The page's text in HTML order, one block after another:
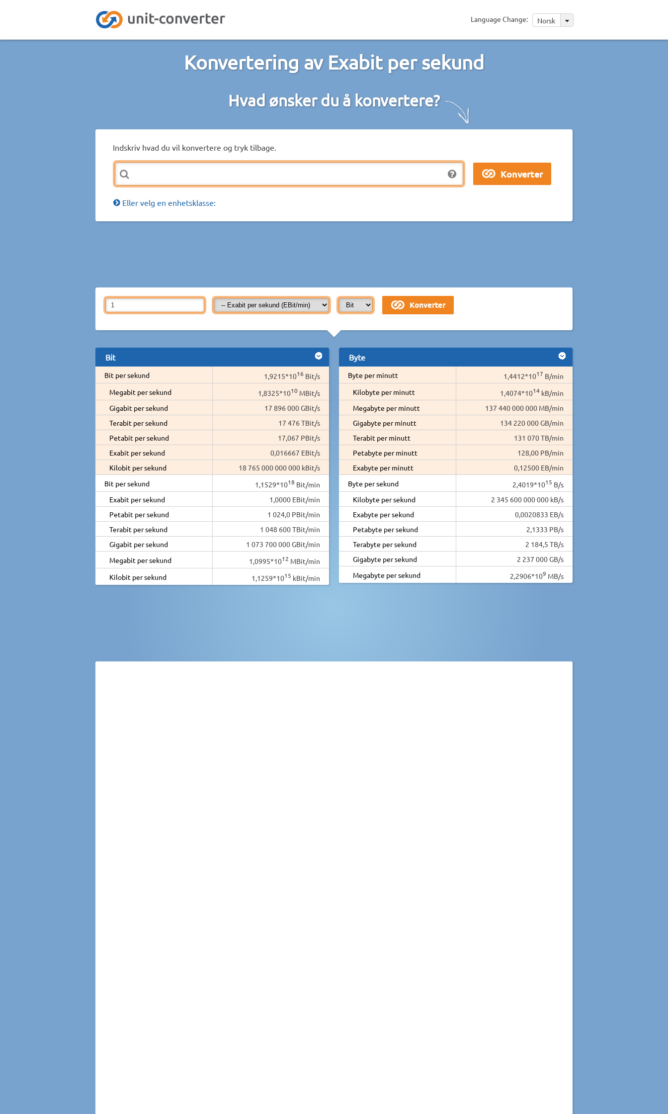
Language Change: Norsk
Konvertering av Exabit per sekund
Hvad ønsker du å konvertere?
Indskriv hvad du vil konvertere og tryk tilbage.
Eller velg en enhetsklasse:
Bit
Bit per sekund 1,9215*1016 Bit/s
Megabit per sekund
1,8325*1010 MBit/s
Gigabit per sekund
17 896 000 GBit/s
Terabit per sekund
17 476 TBit/s
Petabit per sekund
17,067 PBit/s
Exabit per sekund
0,016667 EBit/s
Kilobit per sekund
18 765 000 000 000 kBit/s
Bit per sekund
1,1529*1018 Bit/min
Exabit per sekund
1,0000 EBit/min
Petabit per sekund
1 024,0 PBit/min
Terabit per sekund
1 048 600 TBit/min
Gigabit per sekund
1 073 700 000 GBit/min
Megabit per sekund
1,0995*1012 MBit/min
Kilobit per sekund
1,1259*1015 kBit/min
Byte
Byte per minutt 1,4412*1017 B/min
Kilobyte per minutt
1,4074*1014kB/min
Megabyte per minutt
137 440 000 000 MB/min
Gigabyte per minutt
134 220 000 GB/min
Terabit per minutt
131 070 TB/min
Petabyte per minutt
128,00 PB/min
Exabyte per minutt
0,12500 EB/min
Byte per sekund
2,4019*1015 B/s
Kilobyte per sekund
2 345 600 000 000 kB/s
Exabyte per sekund
0,0020833 EB/s
Petabyte per sekund
2,1333 PB/s
Terabyte per sekund
2 184,5 TB/s
Gigabyte per sekund
2 237 000 GB/s
Megabyte per sekund
2,2906*109 MB/s